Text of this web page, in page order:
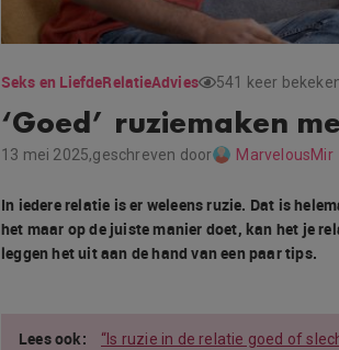
Seks en LiefdeRelatieAdvies 541 keer
‘Goed’ ruziemaken
13 mei 2025,geschreven door MarvelousMir
In iedere relatie is er weleens ruzie. Dat is
het maar op de juiste manier doet, kan het je
leggen het uit aan de hand van een paar tips.
“Is ruzie in de relatie goed of